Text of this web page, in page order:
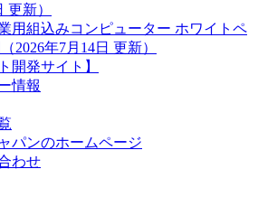
更新）
用組込みコンピューター ホワイトペ
2026年7月14日 更新）
開発サイト】
情報
パンのホームページ
わせ